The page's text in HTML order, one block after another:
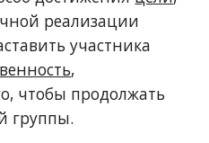
реализации
участника
,
чтобы продолжать
группы.